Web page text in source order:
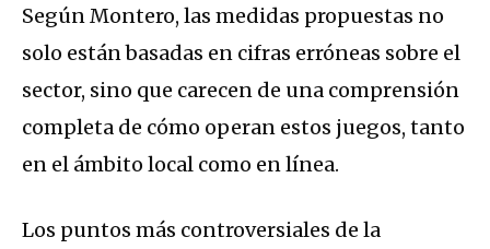
Según Montero, las medidas propuestas no
solo están basadas en cifras erróneas sobre el
sector, sino que carecen de una comprensión
completa de cómo operan estos juegos, tanto
en el ámbito local como en línea.
Los puntos más controversiales de la